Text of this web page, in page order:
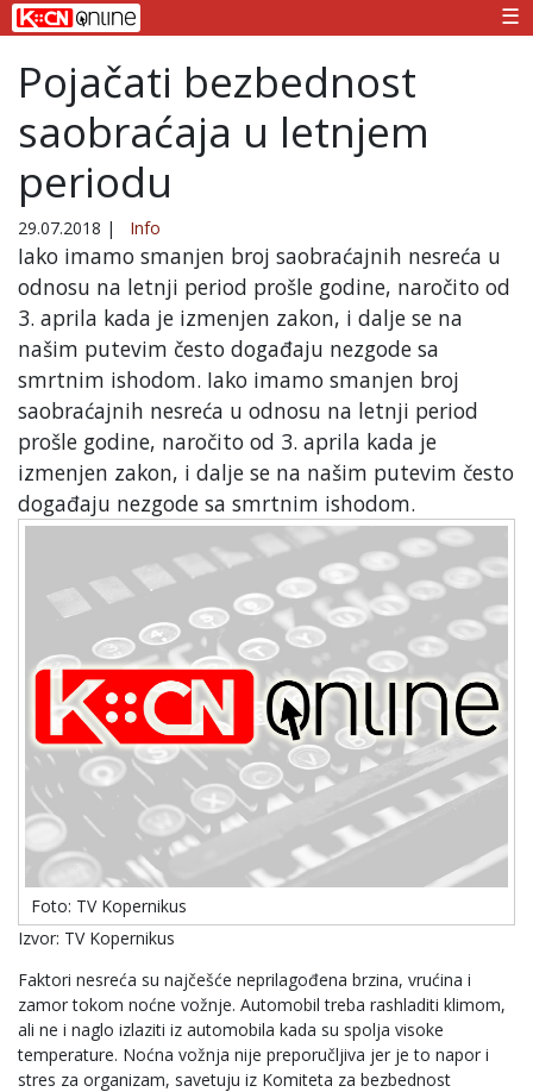
☰
Pojačati bezbednost
saobraćaja u letnjem
periodu
29.07.2018 | Info
Iako imamo smanjen broj saobraćajnih nesreća u
odnosu na letnji period prošle godine, naročito od
3. aprila kada je izmenjen zakon, i dalje se na
našim putevim često događaju nezgode sa
smrtnim ishodom. Iako imamo smanjen broj
saobraćajnih nesreća u odnosu na letnji period
prošle godine, naročito od 3. aprila kada je
izmenjen zakon, i dalje se na našim putevim često
događaju nezgode sa smrtnim ishodom.
Foto: TV Kopernikus
Izvor: TV Kopernikus
Faktori nesreća su najčešće neprilagođena brzina, vrućina i
zamor tokom noćne vožnje. Automobil treba rashladiti klimom,
ali ne i naglo izlaziti iz automobila kada su spolja visoke
temperature. Noćna vožnja nije preporučljiva jer je to napor i
stres za organizam, savetuju iz Komiteta za bezbednost